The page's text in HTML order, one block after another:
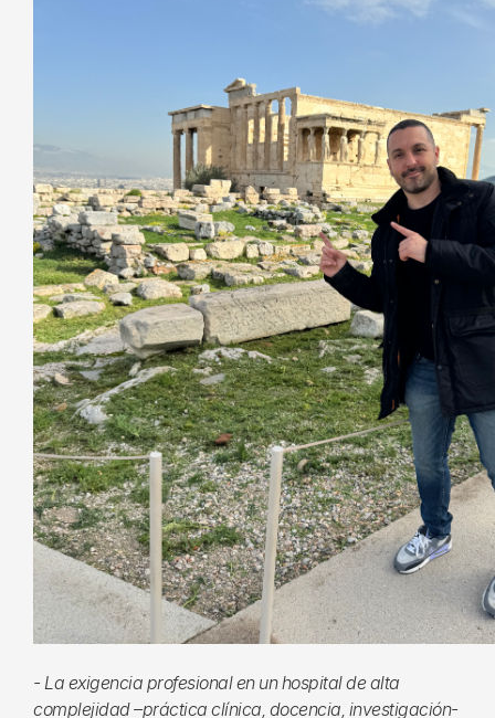
- La exigencia profesional en un hospital de alta
complejidad –práctica clínica, docencia, investigación-